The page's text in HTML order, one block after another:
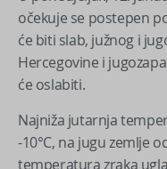
očekuje se postepen
će biti slab, južnog i
Hercegovine i
će oslabiti.
Najniža jutarnja
-10°C, na jugu zemlje
temperatura zraka